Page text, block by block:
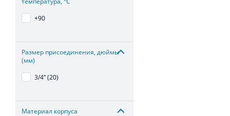
+90
Размер присоединения, дюймы
(мм)
3/4ʺ (20)
Материал корпуса